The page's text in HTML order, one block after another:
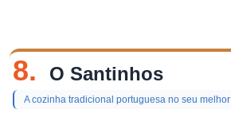
8. O Santinhos
A cozinha tradicional portuguesa no seu melhor